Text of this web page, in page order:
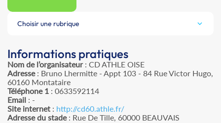
Choisir une rubrique
Informations pratiques
Nom de l’organisateur: CD ATHLE OISE
Adresse: Bruno Lhermitte - Appt 103 - 84 Rue Victor Hugo,
60160 Montataire
Téléphone 1 : 0633592114
Email : -
Site internet : http://cd60.athle.fr/
Adresse du stade: Rue De Tille, 60000 BEAUVAIS